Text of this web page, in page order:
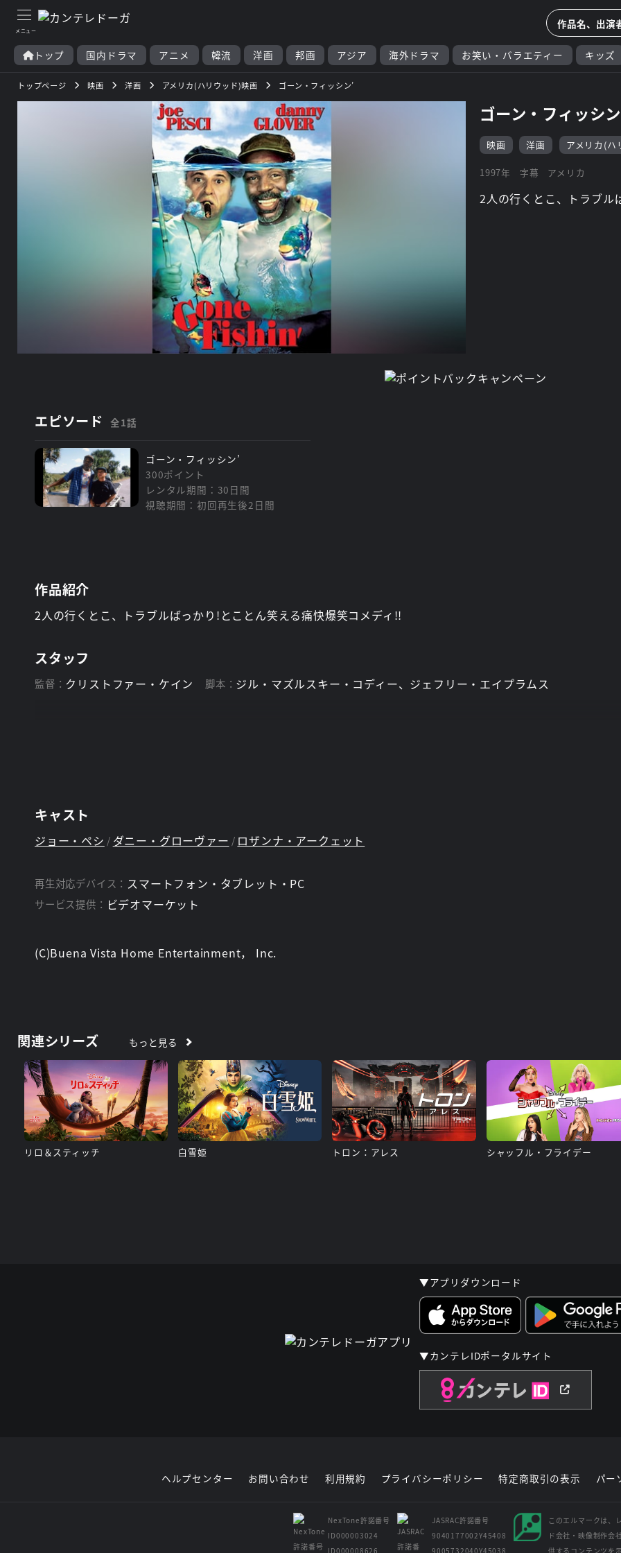
トップ 国内ドラマ アニメ 韓流 洋画 邦画 アジア 海外ドラマ お笑い・バラエティー キッズ
トップページ 映画 洋画 アメリカ(ハリウッド)映画 ゴーン・フィッシン’
ゴーン・フィッシ
映画 洋画 アメリカ(ハ
1997年 字幕 アメリカ
2人の行くとこ、トラブ
エピソード 全1話
ゴーン・フィッシン’
300ポイント
レンタル期間：30日間
視聴期間：初回再生後2日間
作品紹介
2人の行くとこ、トラブルばっかり!とことん笑える痛快爆笑コメディ!!
スタッフ
監督： クリストファー・ケイン 脚本： ジル・マズルスキー・コディー、ジェフリー・エイプラムス
キャスト
ジョー・ペシ ダニー・グローヴァー ロザンナ・アークェット
再生対応デバイス： スマートフォン・タブレット・PC
サービス提供： ビデオマーケット
(C)Buena Vista Home Entertainment， Inc.
関連シリーズ もっと見る
リロ＆スティッチ 白雪姫 トロン：アレス シャッフル・フライデー
▼アプリダウンロード
▼カンテレIDポータルサイト
ヘルプセンター お問い合わせ 利用規約 プライバシーポリシー 特定商取引の表示 パー
NexTone許諾番号
ID000003024
ID000008626
JASRAC許諾番号
9040177002Y45408
9005732040Y45038
このエルマークは、
ド会社・映像制作会
供するコンテンツを